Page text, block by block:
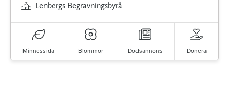
Lenbergs Begravningsbyrå
Minnessida Blommor Dödsannons Donera